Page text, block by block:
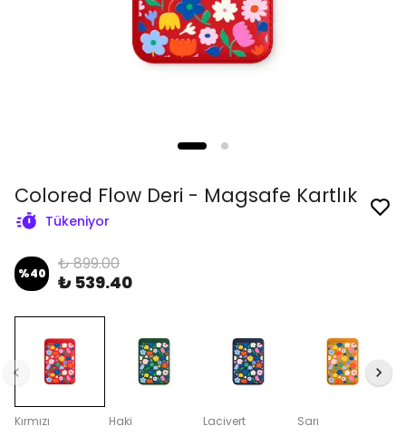
Colored Flow Deri - Magsafe Kartlık
Tükeniyor
%40 ₺ 899.00
₺ 539.40
Kırmızı Haki Lacivert Sarı